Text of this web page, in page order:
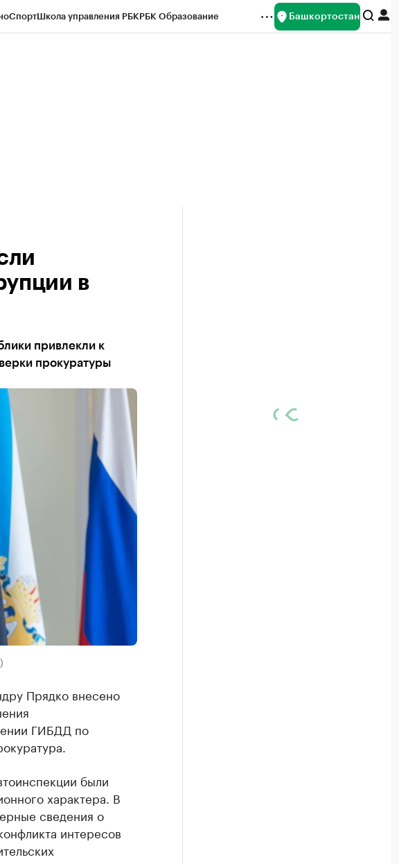
СпортШкола управления РБКРБК Образование Башкортостан
в
привлекли к
прокуратуры
Прядко внесено
ГИБДД по
были
характера. В
сведения о
интересов